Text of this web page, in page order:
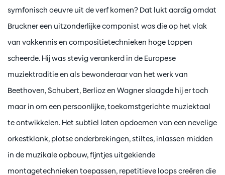
symfonisch oeuvre uit de verf komen? Dat lukt aardig omdat
Bruckner een uitzonderlijke componist was die op het vlak
van vakkennis en compositietechnieken hoge toppen
scheerde. Hij was stevig verankerd in de Europese
muziektraditie en als bewonderaar van het werk van
Beethoven, Schubert, Berlioz en Wagner slaagde hij er toch
maar in om een persoonlijke, toekomstgerichte muziektaal
te ontwikkelen. Het subtiel laten opdoemen van een nevelige
orkestklank, plotse onderbrekingen, stiltes, inlassen midden
in de muzikale opbouw, fijntjes uitgekiende
montagetechnieken toepassen, repetitieve loops creëren die